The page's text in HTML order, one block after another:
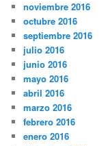
noviembre 2016
octubre 2016
septiembre 2016
julio 2016
junio 2016
mayo 2016
abril 2016
marzo 2016
febrero 2016
enero 2016